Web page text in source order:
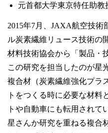
元首都大学東京特任助教
2015年7月、JAXA航空技術
ル炭素繊維リュース技術の
材料技術協会から「製品・
この研究を担当したのが星
複合材（炭素繊維強化プラ
トをつくる時に必要な材料
トや自動車にも転用されて
星さんか研究を重ねる複合